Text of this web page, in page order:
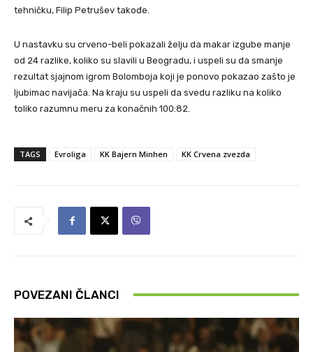
tehničku, Filip Petrušev takođe.
U nastavku su crveno-beli pokazali želju da makar izgube manje
od 24 razlike, koliko su slavili u Beogradu, i uspeli su da smanje
rezultat sjajnom igrom Bolomboja koji je ponovo pokazao zašto je
ljubimac navijača. Na kraju su uspeli da svedu razliku na koliko
toliko razumnu meru za konačnih 100:82.
TAGS Evroliga KK Bajern Minhen KK Crvena zvezda
POVEZANI ČLANCI